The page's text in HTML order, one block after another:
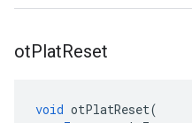
otPlatReset
void otPlatReset(